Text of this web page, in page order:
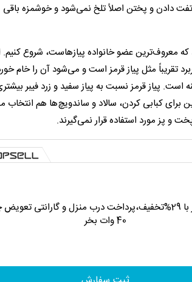
دادن و پختن اصلاً تلخ نمی‌شود و خوشمزه باقی
که معروف‌ترین عضو خانواده پیازهاست، شروع کنیم.
تقریباً مثل پیاز قرمز است و می‌شود آن را خام
پیاز قرمز نسبت به پیاز سفید و زرد فیبر
برای کبابی کردن، سالاد و ساندویچ‌ها هم انتخاب
و پز مورد استفاده قرار نمی‌گیرند.
فقط امروز با 29%تخفیف،پرداخت درب منزل و گارانتی
40 وات بخر